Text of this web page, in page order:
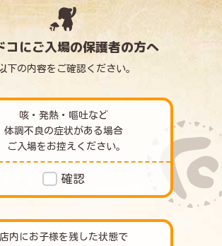
コにご入場の保護者の方へ
下の内容をご確認ください｡
咳・発熱・嘔吐など
体調不良の症状がある場合
ご入場をお控えください｡
確認
店内にお子様を残した状態で